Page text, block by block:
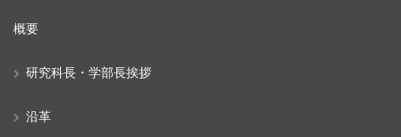
概要
研究科長・学部長挨拶
沿革